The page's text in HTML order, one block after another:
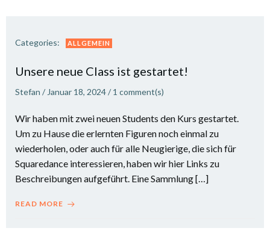
Categories: ALLGEMEIN
Unsere neue Class ist gestartet!
Stefan / Januar 18, 2024/ 1 comment(s)
Wir haben mit zwei neuen Students den Kurs gestartet.
Um zu Hause die erlernten Figuren noch einmal zu
wiederholen, oder auch für alle Neugierige, die sich für
Squaredance interessieren, haben wir hier Links zu
Beschreibungen aufgeführt. Eine Sammlung […]
READ MORE